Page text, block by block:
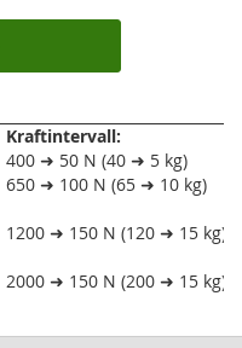
Kraftintervall:
400 ➜ 50 N (40 ➜ 5 kg)
650 ➜ 100 N (65 ➜ 10 kg)
1200 ➜ 150 N (120 ➜ 15 kg)
2000 ➜ 150 N (200 ➜ 15 kg)